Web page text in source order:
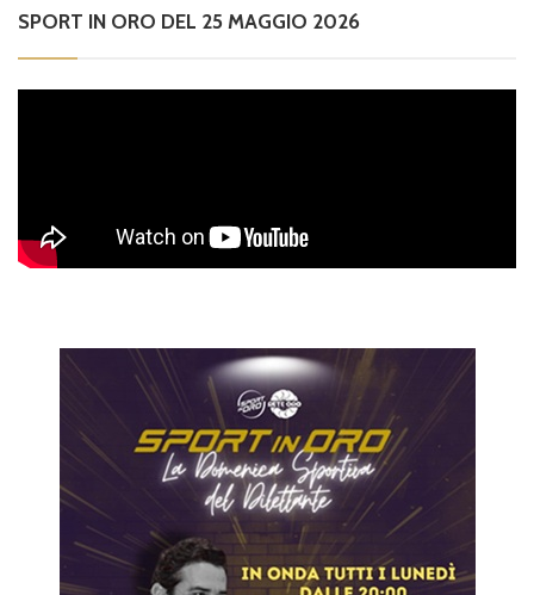
SPORT IN ORO DEL 25 MAGGIO 2026